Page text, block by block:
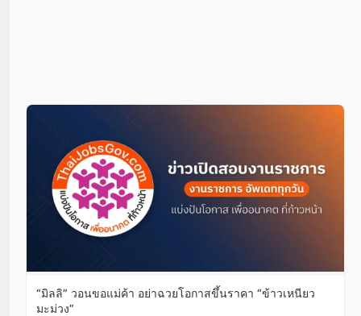
“มิลลิ” วอนขอแม่ค้า อย่าฉวยโอกาสขึ้นราคา “ข้าวเหนียว
มะม่วง”